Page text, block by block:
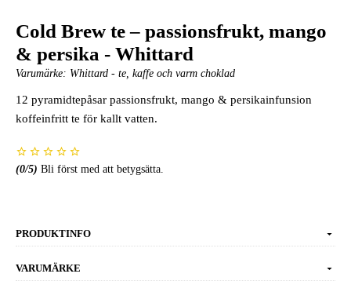
Cold Brew te – passionsfrukt, mango
& persika - Whittard
Varumärke: Whittard - te, kaffe och varm choklad
12 pyramidtepåsar passionsfrukt, mango & persikainfunsion
koffeinfritt te för kallt vatten.
(0/5) Bli först med att betygsätta.
PRODUKTINFO
VARUMÄRKE